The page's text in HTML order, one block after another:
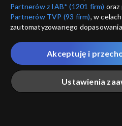
moje zgody
voucher
dostępność
Partnerów z IAB* (1201 firm) oraz
Partnerów TVP (93 firm), w
zautomatyzowanego
które wskazujemy poniżej, a także
przez nas identyfikatora PPID do
Twoje dane osobowe zbierane
Ciebie naszych
poszczególnych
„Portalem”, w tym informacje
Ustawienia
Akceptuję i